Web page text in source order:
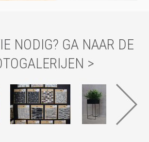
NODIG? GA NAAR DE
>